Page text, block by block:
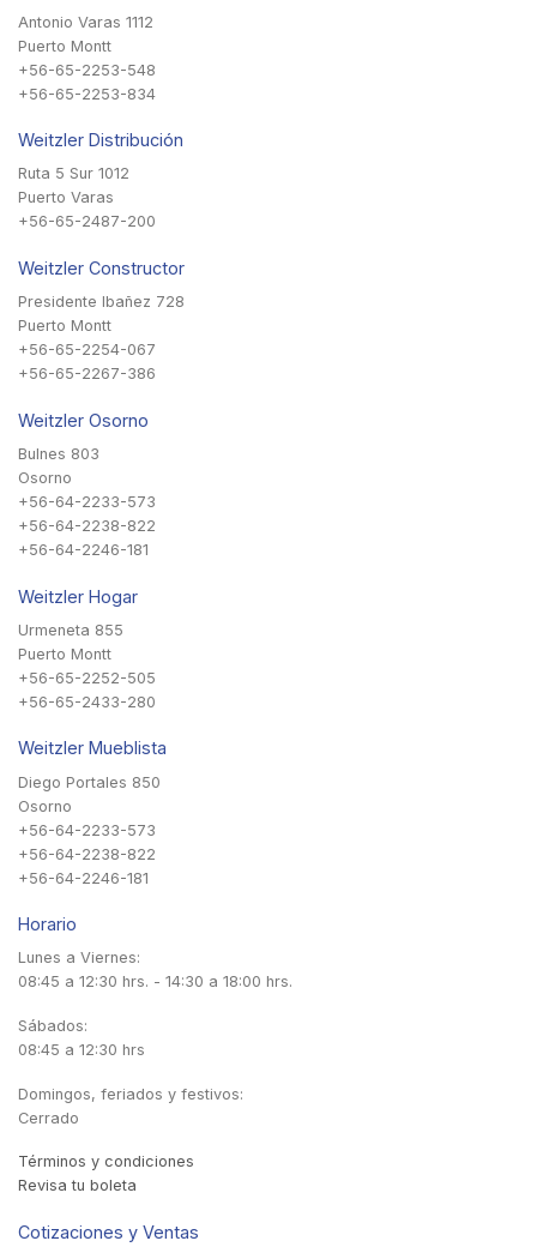
Antonio Varas 1112
Puerto Montt
+56-65-2253-548
+56-65-2253-834
Weitzler Distribución
Ruta 5 Sur 1012
Puerto Varas
+56-65-2487-200
Weitzler Constructor
Presidente Ibañez 728
Puerto Montt
+56-65-2254-067
+56-65-2267-386
Weitzler Osorno
Bulnes 803
Osorno
+56-64-2233-573
+56-64-2238-822
+56-64-2246-181
Weitzler Hogar
Urmeneta 855
Puerto Montt
+56-65-2252-505
+56-65-2433-280
Weitzler Mueblista
Diego Portales 850
Osorno
+56-64-2233-573
+56-64-2238-822
+56-64-2246-181
Horario
Lunes a Viernes:
08:45 a 12:30 hrs. - 14:30 a 18:00 hrs.
Sábados:
08:45 a 12:30 hrs
Domingos, feriados y festivos:
Cerrado
Términos y condiciones
Revisa tu boleta
Cotizaciones y Ventas